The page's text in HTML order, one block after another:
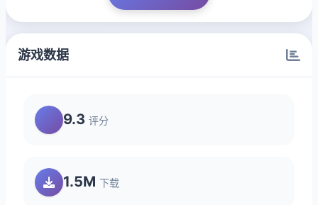
游戏数据
9.3 评分
1.5M 下载